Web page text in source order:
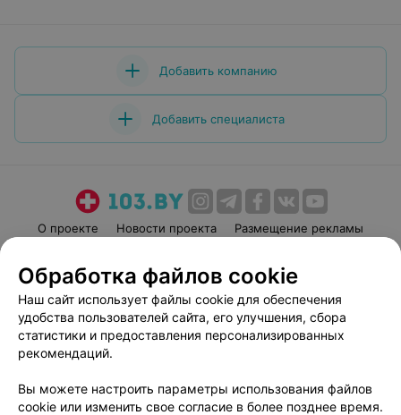
Добавить компанию
Добавить специалиста
О проекте Новости проекта
Размещение рекламы
Пользовательское соглашение
Способы оплаты
Вакансии
Партнеры
Написать руководителю 103.by
Обработка персональных данных
Обработка файлов cookie
Наш сайт использует файлы cookie для обеспечения
удобства пользователей сайта, его улучшения, сбора
статистики и предоставления персонализированных
рекомендаций.
Вы можете настроить параметры использования файлов
cookie или изменить свое согласие в более позднее время.